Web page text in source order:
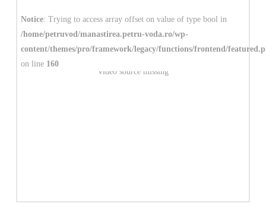
Notice: Trying to access array offset on value of type bool in
/home/petruvod/manastirea.petru-voda.ro/wp-
content/themes/pro/framework/legacy/functions/frontend/
on line 160
Video source missing